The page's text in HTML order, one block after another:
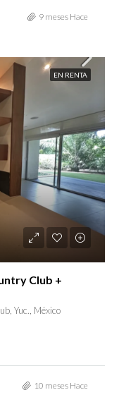
9 meses Hace
EN RENTA
Club +
Yuc., México
10 meses Hace